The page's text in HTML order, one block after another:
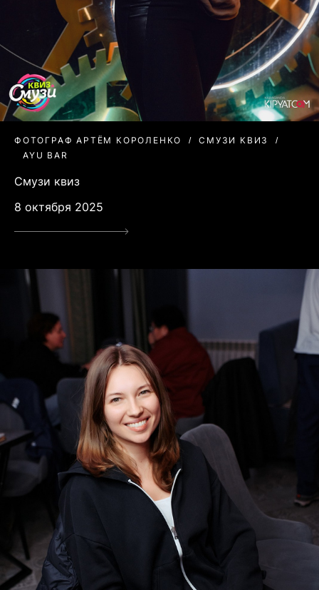
ФОТОГРАФ АРТЁМ КОРОЛЕНКО
СМУЗИ КВИЗ
AYU BAR
Смузи квиз
8 октября 2025